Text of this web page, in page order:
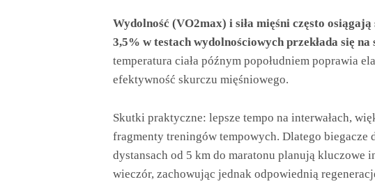
Wydolność (VO2max) i siła mięśni często
3,5% w testach wydolnościowych przekłada się na
temperatura ciała późnym popołudniem poprawia
efektywność skurczu mięśniowego.
Skutki praktyczne: lepsze tempo na interwałach,
fragmenty treningów tempowych. Dlatego biegacze
dystansach od 5 km do maratonu planują kluczowe
wieczór, zachowując jednak odpowiednią